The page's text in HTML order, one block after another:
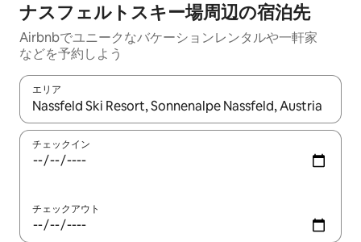
ナスフェルトスキー場⁠周⁠辺⁠の宿⁠泊⁠先
Airbnbでユニークなバ⁠ケ⁠ー⁠シ⁠ョ⁠ンレ⁠ン⁠タ⁠ルや一⁠軒⁠家
な⁠ど⁠を予⁠約⁠し⁠よ⁠う
エリア
検索結果が表示されたら、上下の矢印キーを使って移動するか
チェックイン
チェックアウト